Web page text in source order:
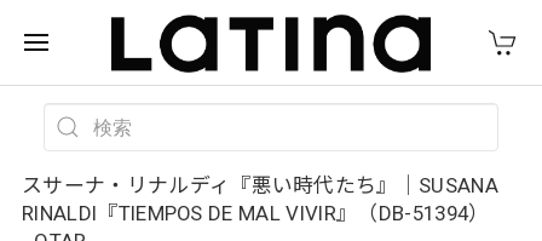
スサーナ・リナルディ『悪い時代たち』｜SUSANA
RINALDI『TIEMPOS DE MAL VIVIR』（DB-51394）